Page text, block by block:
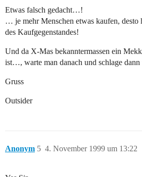
Etwas falsch gedacht…!
… je mehr Menschen etwas kaufen, desto
des Kaufgegenstandes!
Und da X-Mas bekanntermassen ein
ist…, warte man danach und schlage
Gruss
Outsider
Anonym 4. November 1999 um 13:22
5